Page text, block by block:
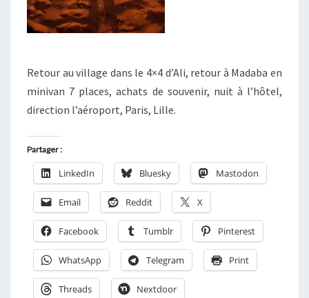
Retour au village dans le 4×4 d’Ali, retour à Madaba en
minivan 7 places, achats de souvenir, nuit à l’hôtel,
direction l’aéroport, Paris, Lille.
Partager :
LinkedIn Bluesky Mastodon
Email Reddit X
Facebook Tumblr Pinterest
WhatsApp Telegram Print
Threads Nextdoor